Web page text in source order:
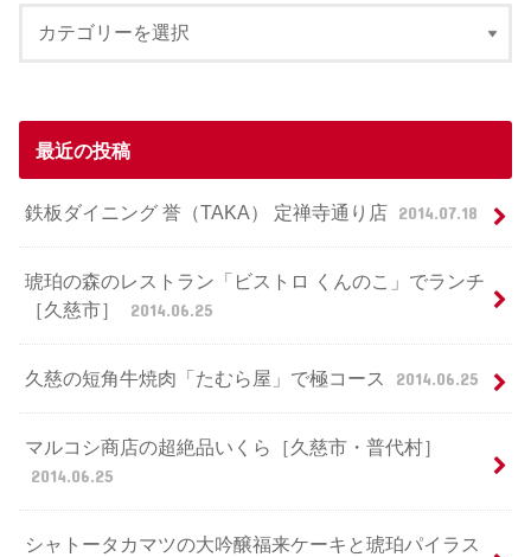
最近の投稿
鉄板ダイニング 誉（TAKA） 定禅寺通り店 2014.07.18
琥珀の森のレストラン「ビストロ くんのこ」でランチ
［久慈市］
2014.06.25
久慈の短角牛焼肉「たむら屋」で極コース 2014.06.25
マルコシ商店の超絶品いくら［久慈市・普代村］
2014.06.25
シャトータカマツの大吟醸福来ケーキと琥珀パイラス